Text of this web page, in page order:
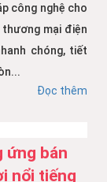
công nghệ cho
mại điện
chóng, tiết
Đọc thêm
ứng bán
nổi tiếng